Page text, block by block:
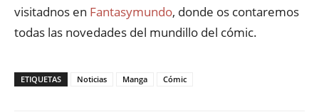
visitadnos en Fantasymundo, donde os contaremos
todas las novedades del mundillo del cómic.
ETIQUETAS Noticias Manga Cómic